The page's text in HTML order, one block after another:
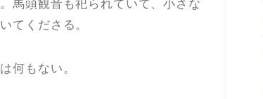
馬頭観音も祀られていて、小さな
てくださる。
何もない。